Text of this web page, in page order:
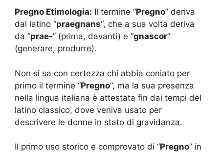
Pregno Etimologia: Il termine “Pregno” deriva
dal latino “praegnans“, che a sua volta deriva
da “prae-” (prima, davanti) e “gnascor”
(generare, produrre).
Non si sa con certezza chi abbia coniato per
primo il termine “Pregno“, ma la sua presenza
nella lingua italiana è attestata fin dai tempi del
latino classico, dove veniva usato per
descrivere le donne in stato di gravidanza.
Il primo uso storico e comprovato di “Pregno” in